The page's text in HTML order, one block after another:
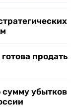
продать
убытков